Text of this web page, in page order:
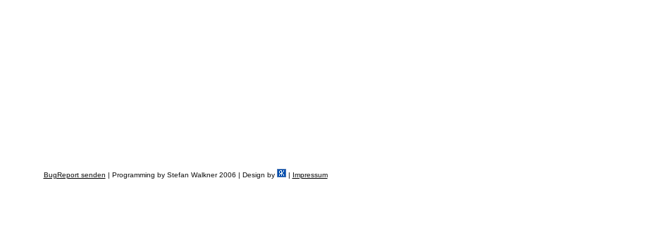
BugReport senden | Programming by Stefan Walkner 2006 | Design by | Impressum